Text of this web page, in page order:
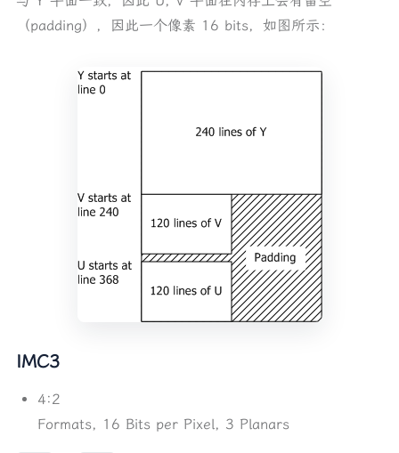
（padding），因此一个像素 16 bits，如图所示：
IMC3
4:2
Formats, 16 Bits per Pixel, 3 Planars